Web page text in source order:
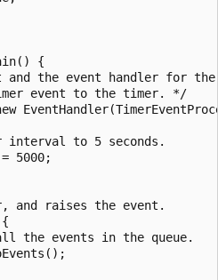
{
and the event handler for
event to the timer. */
interval to 5 seconds.
5000;
and raises the event.
the events in the queue.